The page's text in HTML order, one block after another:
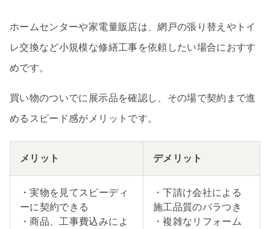
ホームセンターや家電量販店は、網戸の張り替えやトイ
レ交換など小規模な修繕工事を依頼したい場合におすす
めです。
買い物のついでに展示品を確認し、その場で契約まで進
めるスピード感がメリットです。
メリット デメリット
・実物を見てスピーディ
ーに契約できる
・商品、工事費込みによ
・下請け会社による
施工品質のバラつき
・複雑なリフォーム